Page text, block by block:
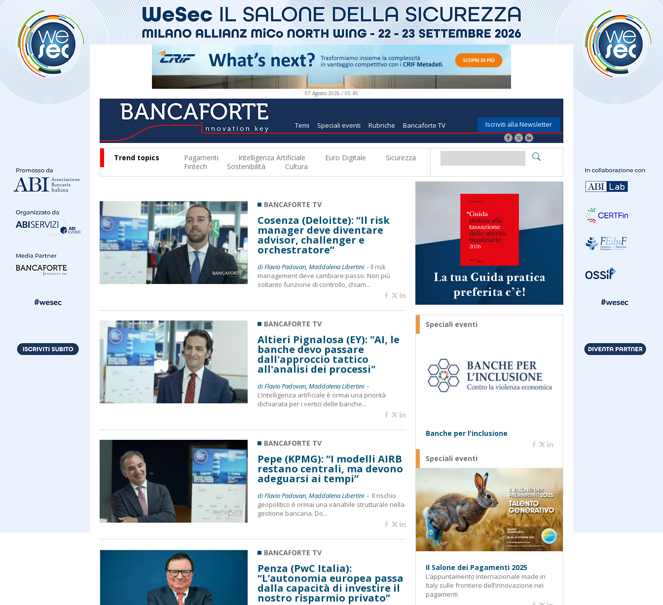
07 Agosto 2026 / 05:45
Temi Speciali eventi Rubriche Bancaforte TV Iscriviti alla Newsletter
Trend topics Pagamenti Intelligenza Artificiale Euro Digitale
Sicurezza
Fintech
Sostenibilità Cultura
BANCAFORTE TV
Cosenza (Deloitte): “Il risk
manager deve diventare
advisor, challenger e
orchestratore”
di Flavio Padovan, Maddalena Libertini - Il risk
management deve cambiare passo. Non più
soltanto funzione di controllo, chiam...
BANCAFORTE TV
Altieri Pignalosa (EY): "AI, le
banche devo passare
dall'approccio tattico
all'analisi dei processi"
di Flavio Padovan, Maddalena Libertini -
L’intelligenza artificiale è ormai una priorità
dichiarata per i vertici delle banche...
BANCAFORTE TV
Pepe (KPMG): “I modelli AIRB
restano centrali, ma devono
adeguarsi ai tempi”
di Flavio Padovan, Maddalena Libertini - Il rischio
geopolitico è ormai una variabile strutturale nella
gestione bancaria. Do...
BANCAFORTE TV
Penza (PwC Italia):
“L’autonomia europea passa
dalla capacità di investire il
nostro risparmio privato”
Speciali eventi
Banche per l'inclusione
Speciali eventi
Il Salone dei Pagamenti 2025
L’appuntamento internazionale made in
Italy sulle frontiere dell’innovazione nei
pagamenti